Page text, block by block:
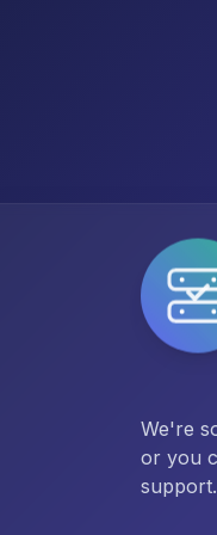
We're
or you
support.